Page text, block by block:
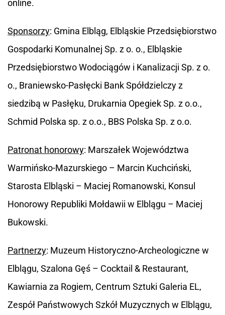
online.
Sponsorzy: Gmina Elbląg, Elbląskie Przedsiębiorstwo
Gospodarki Komunalnej Sp. z o. o., Elbląskie
Przedsiębiorstwo Wodociągów i Kanalizacji Sp. z o.
o., Braniewsko-Pasłęcki Bank Spółdzielczy z
siedzibą w Pasłęku, Drukarnia Opegiek Sp. z o.o.,
Schmid Polska sp. z o.o., BBS Polska Sp. z o.o.
Patronat honorowy: Marszałek Województwa
Warmińsko-Mazurskiego – Marcin Kuchciński,
Starosta Elbląski – Maciej Romanowski, Konsul
Honorowy Republiki Mołdawii w Elblągu – Maciej
Bukowski.
Partnerzy: Muzeum Historyczno-Archeologiczne w
Elblągu, Szalona Gęś – Cocktail & Restaurant,
Kawiarnia za Rogiem, Centrum Sztuki Galeria EL,
Zespół Państwowych Szkół Muzycznych w Elblągu,